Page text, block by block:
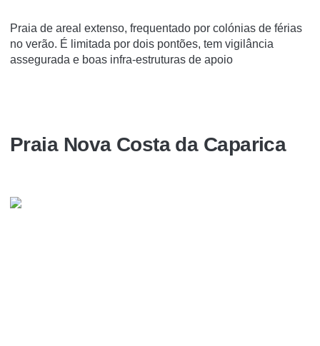
Praia de areal extenso, frequentado por colónias de férias
no verão. É limitada por dois pontões, tem vigilância
assegurada e boas infra-estruturas de apoio
Praia Nova Costa da Caparica